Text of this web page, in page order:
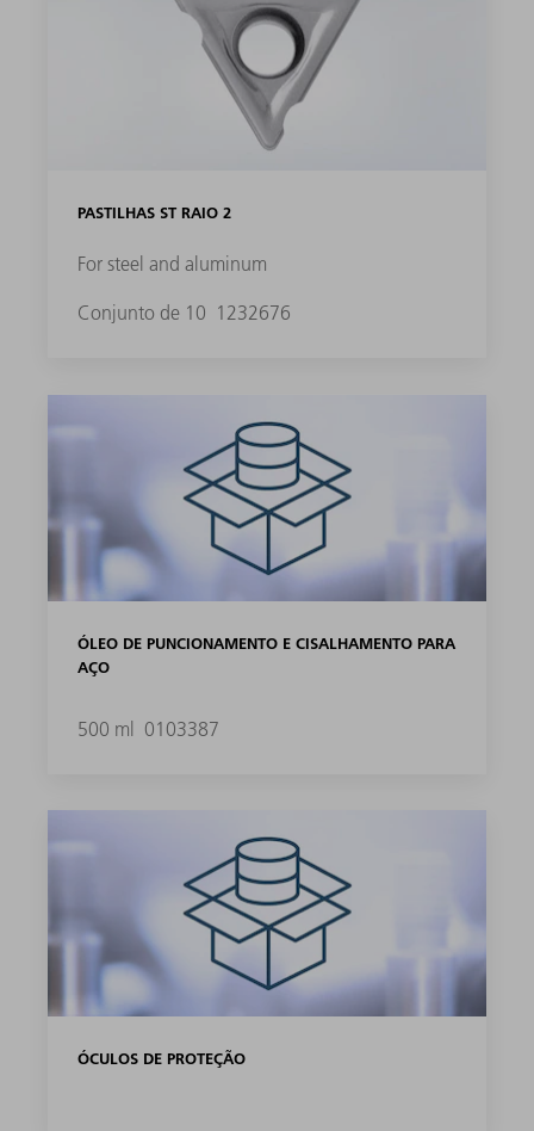
PASTILHAS ST RAIO 2
For steel and aluminum
Conjunto de 10 1232676
ÓLEO DE PUNCIONAMENTO E CISALHAMENTO PARA
AÇO
500 ml 0103387
ÓCULOS DE PROTEÇÃO